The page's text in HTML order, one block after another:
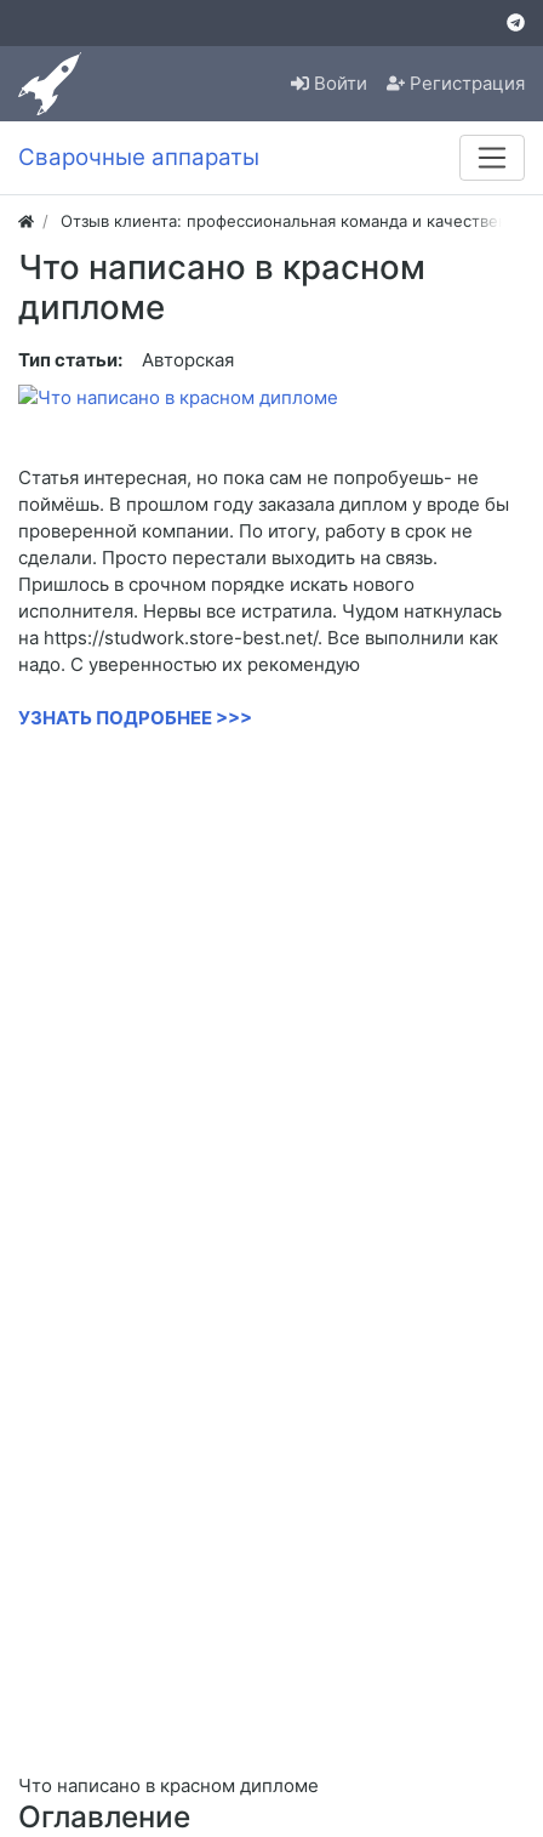
Войти Регистрация
Сварочные аппараты
Отзыв клиента: профессиональная команда и
Что написано в красном
дипломе
Тип статьи: Авторская
Статья интересная, но пока сам не попробуешь- не
поймёшь. В прошлом году заказала диплом у вроде бы
проверенной компании. По итогу, работу в срок не
сделали. Просто перестали выходить на связь.
Пришлось в срочном порядке искать нового
исполнителя. Нервы все истратила. Чудом наткнулась
на https://studwork.store-best.net/. Все выполнили как
надо. С уверенностью их рекомендую
УЗНАТЬ ПОДРОБНЕЕ >>>
Что написано в красном дипломе
Оглавление